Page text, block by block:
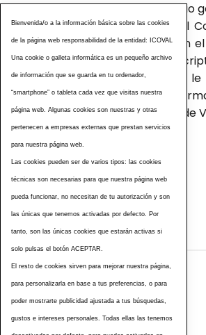
Galindo y al secretario
las relaciones con el
brusco salto dado en
respetando los
segundo, además, se
citada así como
facultades privadas de
Etiquetas
Bienvenida/o a la información básica sobre las cookies
de la página web responsabilidad de la entidad: ICOVAL
Una cookie o galleta informática es un pequeño archivo
de información que se guarda en tu ordenador,
“smartphone” o tableta cada vez que visitas nuestra
página web. Algunas cookies son nuestras y otras
pertenecen a empresas externas que prestan servicios
para nuestra página web.
Las cookies pueden ser de varios tipos: las cookies
técnicas son necesarias para que nuestra página web
pueda funcionar, no necesitan de tu autorización y son
las únicas que tenemos activadas por defecto. Por
tanto, son las únicas cookies que estarán activas si
solo pulsas el botón ACEPTAR.
El resto de cookies sirven para mejorar nuestra página,
para personalizarla en base a tus preferencias, o para
poder mostrarte publicidad ajustada a tus búsquedas,
gustos e intereses personales. Todas ellas las tenemos